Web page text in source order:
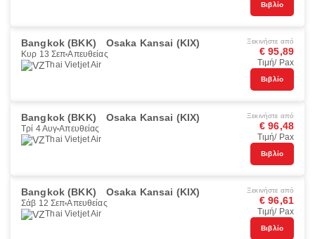
Βιβλίο
Bangkok (BKK) Osaka Kansai (KIX)
Κυρ 13 Σεπ Απευθείας
Thai Vietjet Air
Ξεκινήστε από
€ 95,89
Τιμή/ Pax
Βιβλίο
Bangkok (BKK) Osaka Kansai (KIX)
Τρί 4 Αυγ Απευθείας
Thai Vietjet Air
Ξεκινήστε από
€ 96,48
Τιμή/ Pax
Βιβλίο
Bangkok (BKK) Osaka Kansai (KIX)
Σάβ 12 Σεπ Απευθείας
Thai Vietjet Air
Ξεκινήστε από
€ 96,61
Τιμή/ Pax
Βιβλίο